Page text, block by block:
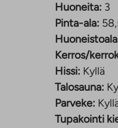
Huoneita: 3
Pinta-ala:
Kerros/
Hissi: Kyllä
Talosauna:
Parveke:
Tupakointi